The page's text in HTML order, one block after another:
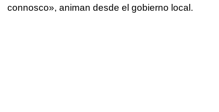
connosco», animan desde el gobierno local.